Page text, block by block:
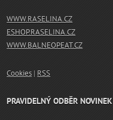
WWW.RASELINA.CZ
ESHOP.RASELINA.CZ
WWW.BALNEOPEAT.CZ
Cookies | RSS
PRAVIDELNÝ ODBĚR NOVINEK